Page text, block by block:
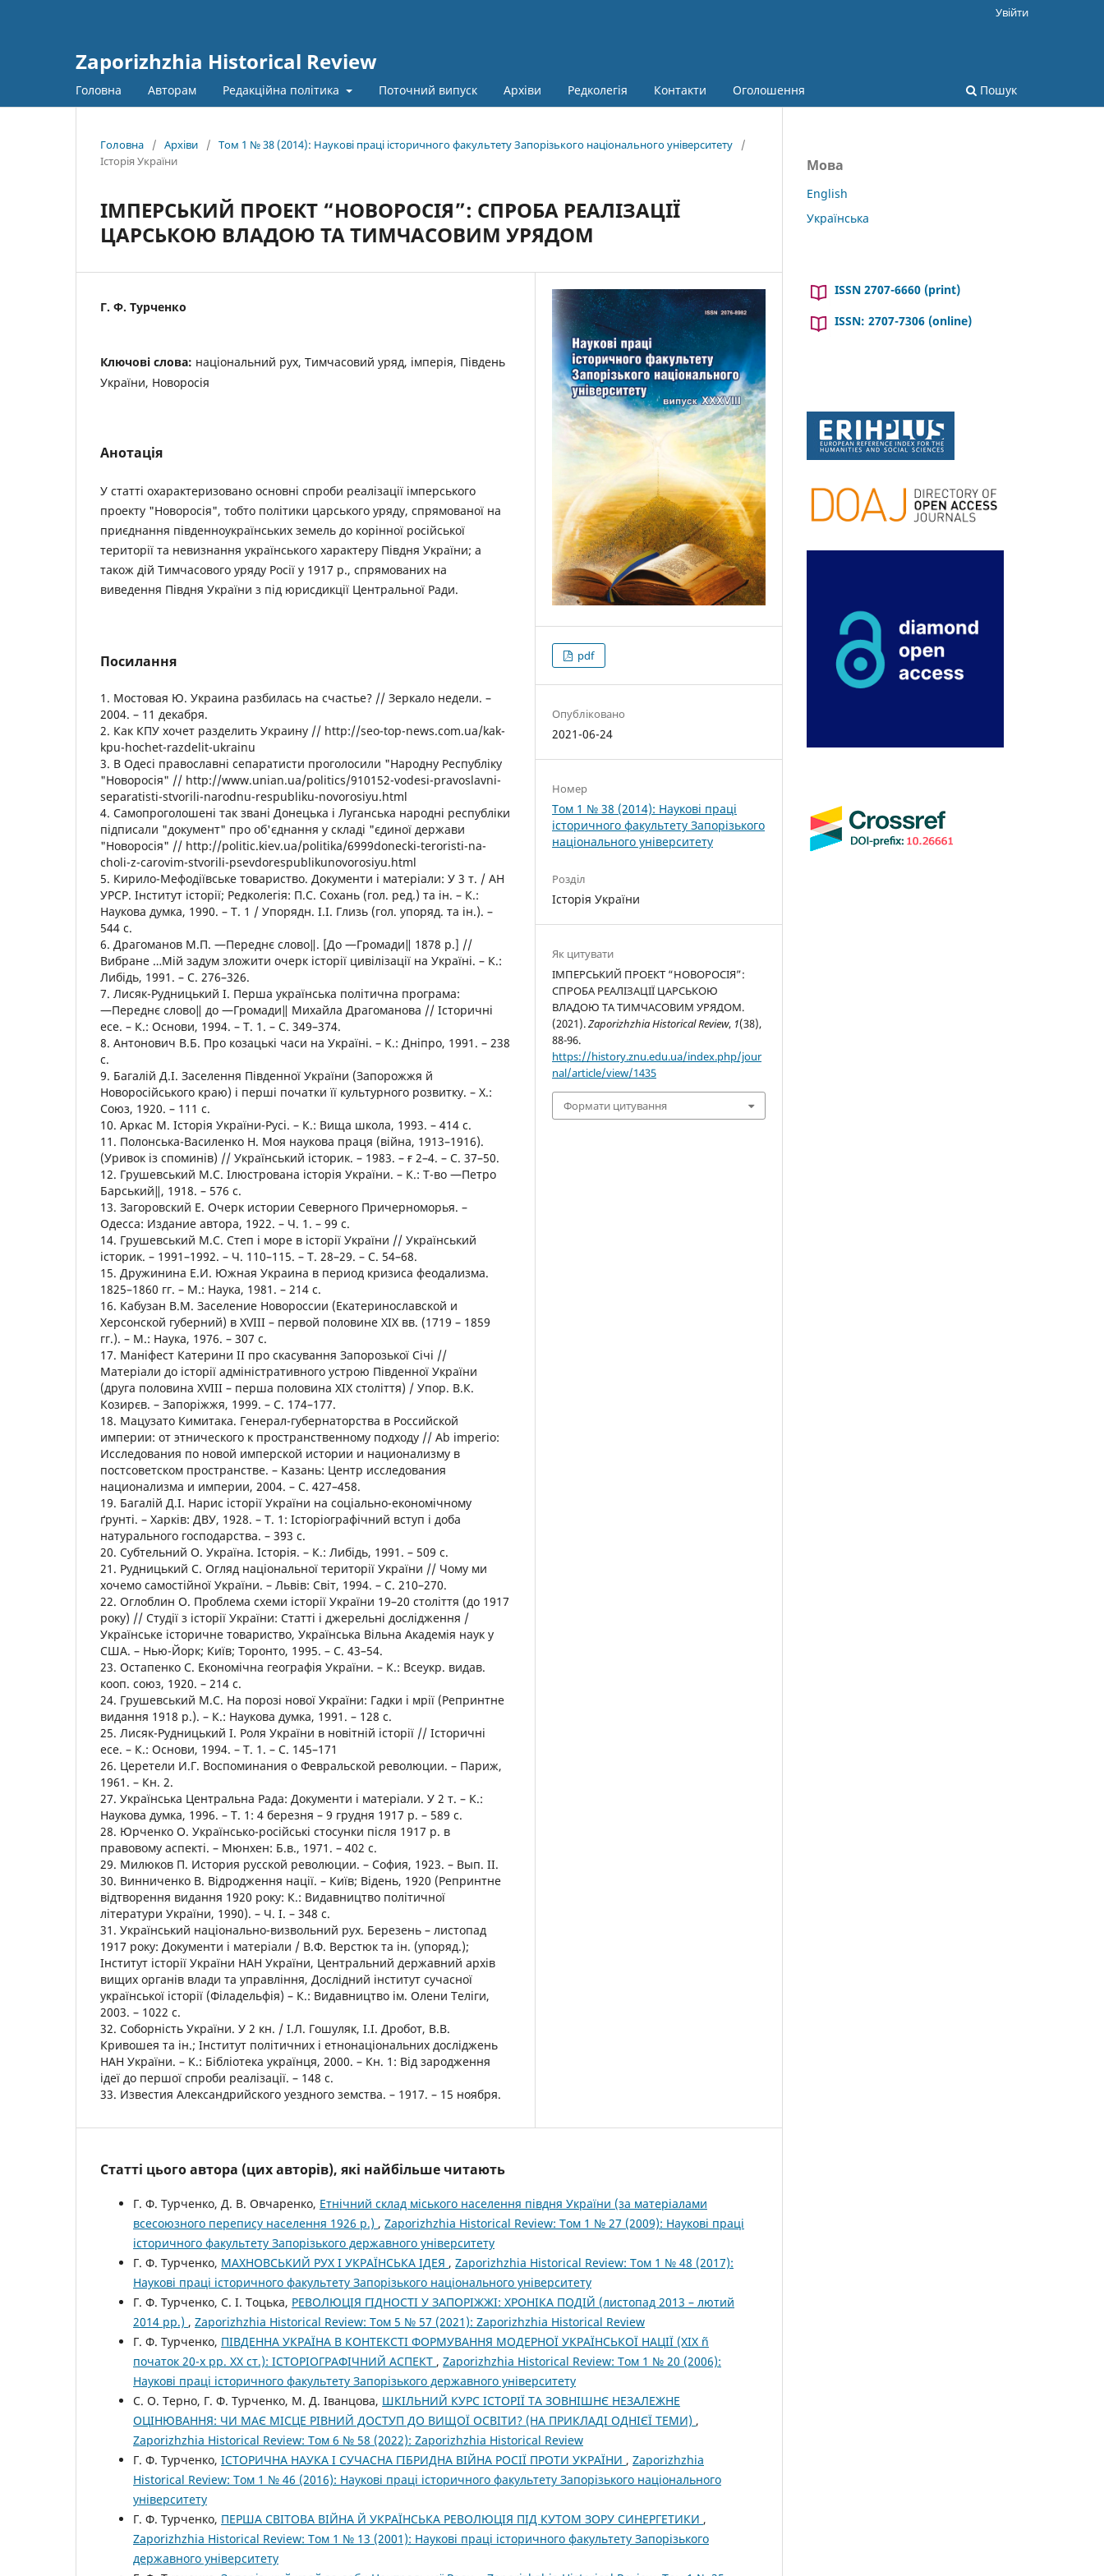
Zaporizhzhia Historical Review
Головна Авторам Редакційна політика Поточний випуск Архіви Редколегія Контакти Оголошення Пошук
Увійти
Головна / Архіви / Том 1 № 38 (2014): Наукові праці історичного факультету Запорізького національного університету
/
Історія України
ІМПЕРСЬКИЙ ПРОЕКТ “НОВОРОСІЯ”: СПРОБА РЕАЛІЗАЦІЇ
ЦАРСЬКОЮ ВЛАДОЮ ТА ТИМЧАСОВИМ УРЯДОМ
Г. Ф. Турченко
Ключові слова: національний рух, Тимчасовий уряд, імперія, Південь
України, Новоросія
Анотація
У статті охарактеризовано основні спроби реалізації імперського
проекту "Новоросія", тобто політики царського уряду, спрямованої на
приєднання південноукраїнських земель до корінної російської
території та невизнання українського характеру Півдня України; а
також дій Тимчасового уряду Росії у 1917 р., спрямованих на
виведення Півдня України з під юрисдикції Центральної Ради.
Посилання
1. Мостовая Ю. Украина разбилась на счастье? // Зеркало недели. –
2004. – 11 декабря.
2. Как КПУ хочет разделить Украину // http://seo-top-news.com.ua/kak-
kpu-hochet-razdelit-ukrainu
3. В Одесі православні сепаратисти проголосили "Народну Республіку
"Новоросія" // http://www.unian.ua/politics/910152-vodesi-pravoslavni-
separatisti-stvorili-narodnu-respubliku-novorosiyu.html
4. Самопроголошені так звані Донецька і Луганська народні республіки
підписали "документ" про об'єднання у складі "єдиної держави
"Новоросія" // http://politic.kiev.ua/politika/6999donecki-teroristi-na-
choli-z-carovim-stvorili-psevdorespublikunovorosiyu.html
5. Кирило-Мефодіївське товариство. Документи і матеріали: У 3 т. / АН
УРСР. Інститут історії; Редколегія: П.С. Сохань (гол. ред.) та ін. – К.:
Наукова думка, 1990. – Т. 1 / Упорядн. І.І. Глизь (гол. упоряд. та ін.). –
544 с.
6. Драгоманов М.П. ―Переднє слово‖. [До ―Громади‖ 1878 р.] //
Вибране …Мій задум зложити очерк історії цивілізації на Україні. – К.:
Либідь, 1991. – С. 276–326.
7. Лисяк-Рудницький І. Перша українська політична програма:
―Переднє слово‖ до ―Громади‖ Михайла Драгоманова // Історичні
есе. – К.: Основи, 1994. – Т. 1. – С. 349–374.
8. Антонович В.Б. Про козацькі часи на Україні. – К.: Дніпро, 1991. – 238
с.
9. Багалій Д.І. Заселення Південної України (Запорожжя й
Новоросійського краю) і перші початки її культурного розвитку. – Х.:
Союз, 1920. – 111 с.
10. Аркас М. Історія України-Русі. – К.: Вища школа, 1993. – 414 с.
11. Полонська-Василенко Н. Моя наукова праця (війна, 1913–1916).
(Уривок із споминів) // Український історик. – 1983. – ғ 2–4. – С. 37–50.
12. Грушевський М.С. Ілюстрована історія України. – К.: Т-во ―Петро
Барський‖, 1918. – 576 с.
13. Загоровский Е. Очерк истории Северного Причерноморья. –
Одесса: Издание автора, 1922. – Ч. 1. – 99 с.
14. Грушевський М.С. Степ і море в історії України // Український
історик. – 1991–1992. – Ч. 110–115. – Т. 28–29. – С. 54–68.
15. Дружинина Е.И. Южная Украина в период кризиса феодализма.
1825–1860 гг. – М.: Наука, 1981. – 214 с.
16. Кабузан В.М. Заселение Новороссии (Екатеринославской и
Херсонской губерний) в ХVІІІ – первой половине ХІХ вв. (1719 – 1859
гг.). – М.: Наука, 1976. – 307 с.
17. Маніфест Катерини ІІ про скасування Запорозької Січі //
Матеріали до історії адміністративного устрою Південної України
(друга половина ХVІІІ – перша половина ХІХ століття) / Упор. В.К.
Козирєв. – Запоріжжя, 1999. – С. 174–177.
18. Мацузато Кимитака. Генерал-губернаторства в Российской
империи: от этнического к пространственному подходу // Ab imperio:
Исследования по новой имперской истории и национализму в
постсоветском пространстве. – Казань: Центр исследования
национализма и империи, 2004. – С. 427–458.
19. Багалій Д.І. Нарис історії України на соціально-економічному
ґрунті. – Харків: ДВУ, 1928. – Т. 1: Історіографічний вступ і доба
натурального господарства. – 393 с.
20. Субтельний О. Україна. Історія. – К.: Либідь, 1991. – 509 с.
21. Рудницький С. Огляд національної території України // Чому ми
хочемо самостійної України. – Львів: Світ, 1994. – С. 210–270.
22. Оглоблин О. Проблема схеми історії України 19–20 століття (до 1917
року) // Студії з історії України: Статті і джерельні дослідження /
Українське історичне товариство, Українська Вільна Академія наук у
США. – Нью-Йорк; Київ; Торонто, 1995. – С. 43–54.
23. Остапенко С. Економічна географія України. – К.: Всеукр. видав.
кооп. союз, 1920. – 214 с.
24. Грушевський М.С. На порозі нової України: Гадки і мрії (Репринтне
видання 1918 р.). – К.: Наукова думка, 1991. – 128 с.
25. Лисяк-Рудницький І. Роля України в новітній історії // Історичні
есе. – К.: Основи, 1994. – Т. 1. – С. 145–171
26. Церетели И.Г. Воспоминания о Февральской революции. – Париж,
1961. – Кн. 2.
27. Українська Центральна Рада: Документи і матеріали. У 2 т. – К.:
Наукова думка, 1996. – Т. 1: 4 березня – 9 грудня 1917 р. – 589 с.
28. Юрченко О. Українсько-російські стосунки після 1917 р. в
правовому аспекті. – Мюнхен: Б.в., 1971. – 402 с.
29. Милюков П. История русской революции. – София, 1923. – Вып. II.
30. Винниченко В. Відродження нації. – Київ; Відень, 1920 (Репринтне
відтворення видання 1920 року: К.: Видавництво політичної
літератури України, 1990). – Ч. І. – 348 с.
31. Український національно-визвольний рух. Березень – листопад
1917 року: Документи і матеріали / В.Ф. Верстюк та ін. (упоряд.);
Інститут історії України НАН України, Центральний державний архів
вищих органів влади та управління, Дослідний інститут сучасної
української історії (Філадельфія) – К.: Видавництво ім. Олени Теліги,
2003. – 1022 с.
32. Соборність України. У 2 кн. / І.Л. Гошуляк, І.І. Дробот, В.В.
Кривошея та ін.; Інститут політичних і етнонаціональних досліджень
НАН України. – К.: Бібліотека українця, 2000. – Кн. 1: Від зародження
ідеї до першої спроби реалізації. – 148 с.
33. Известия Александрийского уездного земства. – 1917. – 15 ноября.
pdf
Опубліковано
2021-06-24
Номер
Том 1 № 38 (2014): Наукові праці
історичного факультету Запорізького
національного університету
Розділ
Історія України
Як цитувати
ІМПЕРСЬКИЙ ПРОЕКТ “НОВОРОСІЯ”:
СПРОБА РЕАЛІЗАЦІЇ ЦАРСЬКОЮ
ВЛАДОЮ ТА ТИМЧАСОВИМ УРЯДОМ.
(2021).Zaporizhzhia Historical Review, 1(38),
88-96.
https://history.znu.edu.ua/index.php/jour
nal/article/view/1435
Формати цитування
Статті цього автора (цих авторів), які найбільше читають
Г. Ф. Турченко, Д. В. Овчаренко, Етнічний склад міського населення півдня України (за матеріалами
всесоюзного перепису населення 1926 р.) , Zaporizhzhia Historical Review: Том 1 № 27 (2009): Наукові праці
історичного факультету Запорізького державного університету
Г. Ф. Турченко, МАХНОВСЬКИЙ РУХ І УКРАЇНСЬКА ІДЕЯ , Zaporizhzhia Historical Review: Том 1 № 48 (2017):
Наукові праці історичного факультету Запорізького національного університету
Г. Ф. Турченко, С. І. Тоцька, РЕВОЛЮЦІЯ ГІДНОСТІ У ЗАПОРІЖЖІ: ХРОНІКА ПОДІЙ (листопад 2013 – лютий
2014 рр.) , Zaporizhzhia Historical Review: Том 5 № 57 (2021): Zaporizhzhia Historical Review
Г. Ф. Турченко, ПІВДЕННА УКРАЇНА В КОНТЕКСТІ ФОРМУВАННЯ МОДЕРНОЇ УКРАЇНСЬКОЇ НАЦІЇ (ХІХ ñ
початок 20-х рр. ХХ ст.): ІСТОРІОГРАФІЧНИЙ АСПЕКТ , Zaporizhzhia Historical Review: Том 1 № 20 (2006):
Наукові праці історичного факультету Запорізького державного університету
С. О. Терно, Г. Ф. Турченко, М. Д. Іванцова, ШКІЛЬНИЙ КУРС ІСТОРІЇ ТА ЗОВНІШНЄ НЕЗАЛЕЖНЕ
ОЦІНЮВАННЯ: ЧИ МАЄ МІСЦЕ РІВНИЙ ДОСТУП ДО ВИЩОЇ ОСВІТИ? (НА ПРИКЛАДІ ОДНІЄЇ ТЕМИ) ,
Zaporizhzhia Historical Review: Том 6 № 58 (2022): Zaporizhzhia Historical Review
Г. Ф. Турченко, ІСТОРИЧНА НАУКА І СУЧАСНА ГІБРИДНА ВІЙНА РОСІЇ ПРОТИ УКРАЇНИ , Zaporizhzhia
Historical Review: Том 1 № 46 (2016): Наукові праці історичного факультету Запорізького національного
університету
Г. Ф. Турченко, ПЕРША СВІТОВА ВІЙНА Й УКРАЇНСЬКА РЕВОЛЮЦІЯ ПІД КУТОМ ЗОРУ СИНЕРГЕТИКИ ,
Zaporizhzhia Historical Review: Том 1 № 13 (2001): Наукові праці історичного факультету Запорізького
державного університету
Мова
English
Українська
ISSN 2707-6660 (print)
ISSN: 2707-7306 (online)